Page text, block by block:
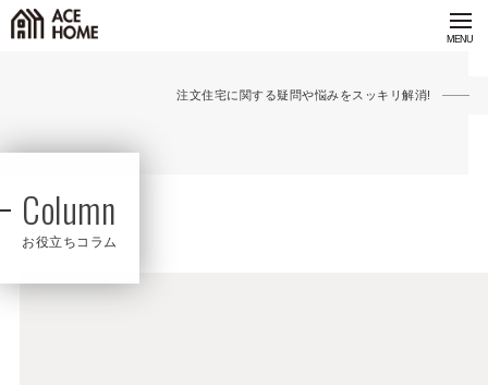
注文住宅に関する疑問や悩みをスッキリ解消!
Column
お役立ちコラム